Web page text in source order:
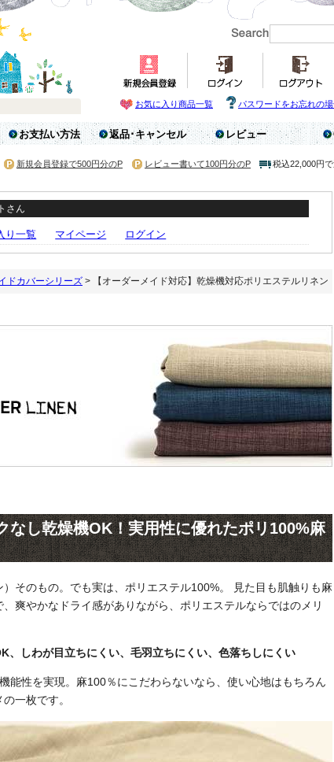
お気に入り商品一覧 パスワードをお忘れの
お支払い方法 返品･キャンセル レビュー
新規会員登録で500円分のP レビュー書いて100円分のP 税込22,000円
さん
り一覧 マイページ ログイン
ドカバーシリーズ > 【オーダーメイド対応】乾燥機対応ポリエステルリネン
なし乾燥機OK！実用性に優れたポリ100%麻
そのもの。でも実は、ポリエステル100%。 見た目も肌触りも麻
爽やかなドライ感がありながら、ポリエステルならではのメリ
、しわが目立ちにくい、毛羽立ちにくい、色落ちしにくい
能性を実現。麻100％にこだわらないなら、使い心地はもちろん
一枚です。